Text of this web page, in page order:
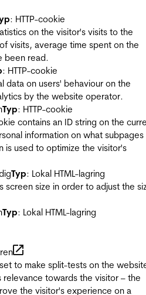
: HTTP-cookie
on the visitor's visits to the
visits, average time spent on the
been read.
: HTTP-cookie
data on users' behaviour on the
by the website operator.
Typ: HTTP-cookie
contains an ID string on the
information on what
is used to optimize the visitor's
Typ: Lokal HTML-lagring
screen size in order to adjust the
Typ: Lokal HTML-lagring
to make split-tests on the
towards the visitor – the
the visitor's experience on a